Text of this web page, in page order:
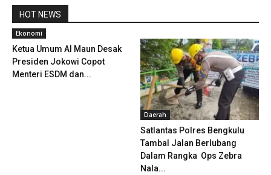
HOT NEWS
Ekonomi
Ketua Umum Al Maun Desak
Presiden Jokowi Copot
Menteri ESDM dan...
Daerah
Satlantas Polres Bengkulu
Tambal Jalan Berlubang
Dalam Rangka Ops Zebra
Nala...